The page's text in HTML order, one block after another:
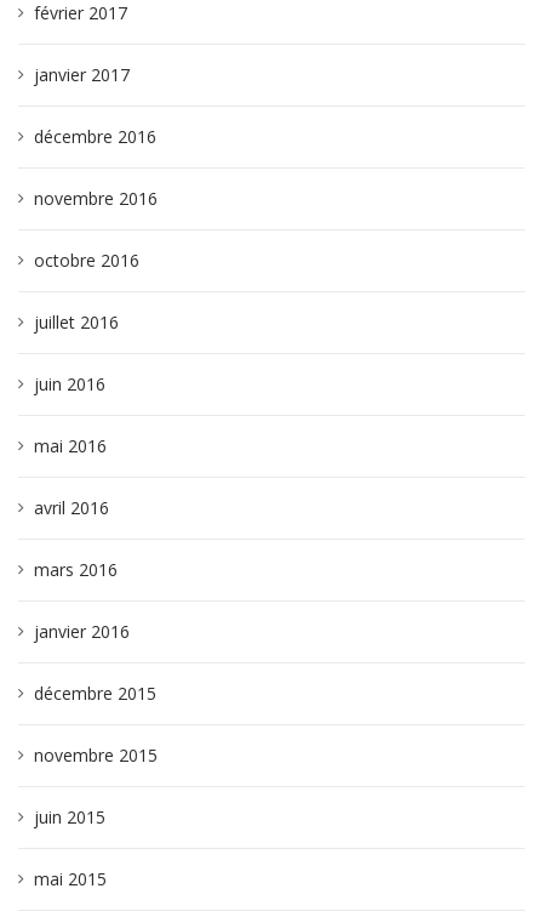
février 2017
janvier 2017
décembre 2016
novembre 2016
octobre 2016
juillet 2016
juin 2016
mai 2016
avril 2016
mars 2016
janvier 2016
décembre 2015
novembre 2015
juin 2015
mai 2015